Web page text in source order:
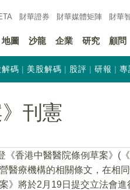
財華證券 財華媒體矩陣 財華
地圖 沙龍 企業 研究 顧問
碼 美股解碼 股評 研報 專
刊憲
《香港中醫醫院條例草案》(
醫療機構的相關條文，在相
》將於2月19日提交立法會進